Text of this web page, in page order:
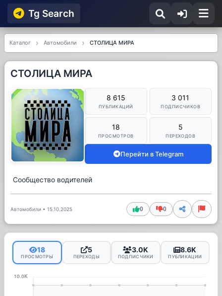
Tg Searсh
Каталог Автомобили СТОЛИЦА МИРА
СТОЛИЦА МИРА
8 615
ПУБЛИКАЦИЙ
3 011
ПОДПИСЧИКОВ
18
ПРОСМОТРОВ
5
ПЕРЕХОДОВ
Перейти в Telegram
Сообщество водителей
Автомобили • 15.10.2025 0 0
18
ПРОСМОТРЫ
5
ПЕРЕХОДЫ
3.0K
ПОДПИСЧИКИ
8.6K
ПУБЛИКАЦИИ